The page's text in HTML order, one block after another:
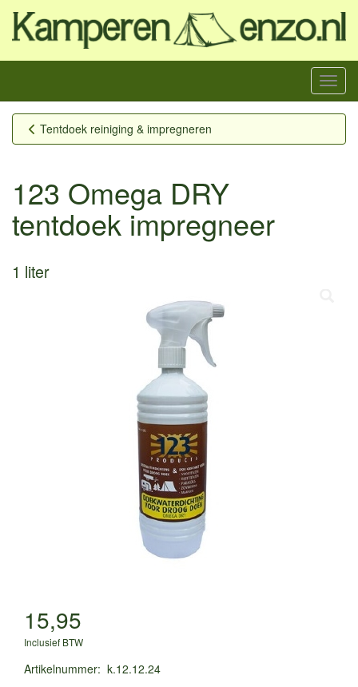
Menu
Tentdoek reiniging & impregneren
123 Omega DRY
tentdoek impregneer
1 liter
15,95
Inclusief BTW
Artikelnummer: k.12.12.24